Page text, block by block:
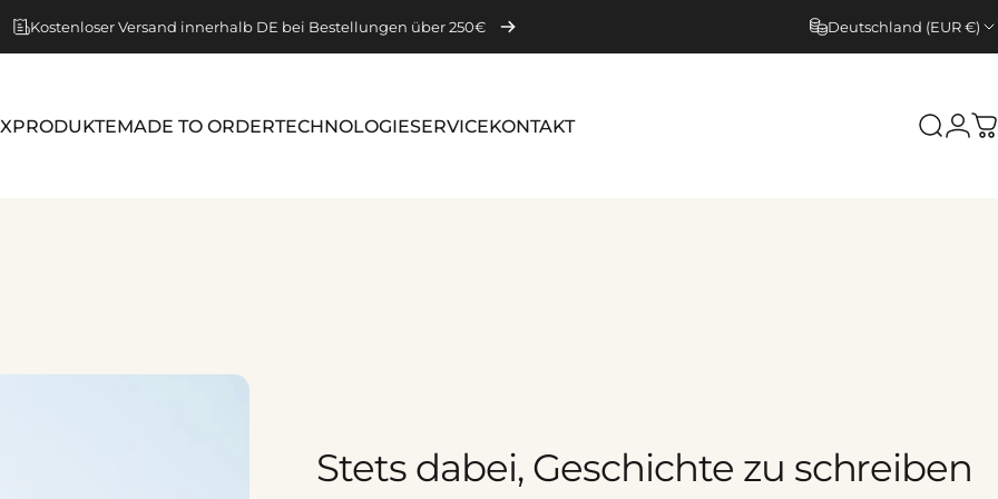
Eine Frage? Besuchen Sie unsere Kontaktseite. Deutschland (EUR €)
PRODUKTEMADE TO ORDERTECHNOLOGIESERVICEKONTAKT Suche
Stets dabei, Geschichte zu schreiben